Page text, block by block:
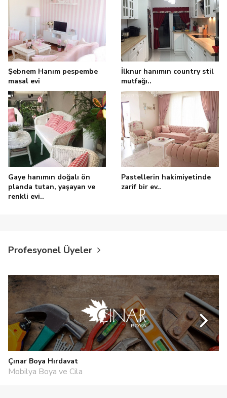
Şebnem Hanım pespembe
masal evi
İlknur hanımın country stil
mutfağı..
Gaye hanımın doğalı ön
planda tutan, yaşayan ve
renkli evi..
Pastellerin hakimiyetinde
zarif bir ev..
Profesyonel Üyeler
Çınar Boya Hırdavat
Mobilya Boya ve Cila